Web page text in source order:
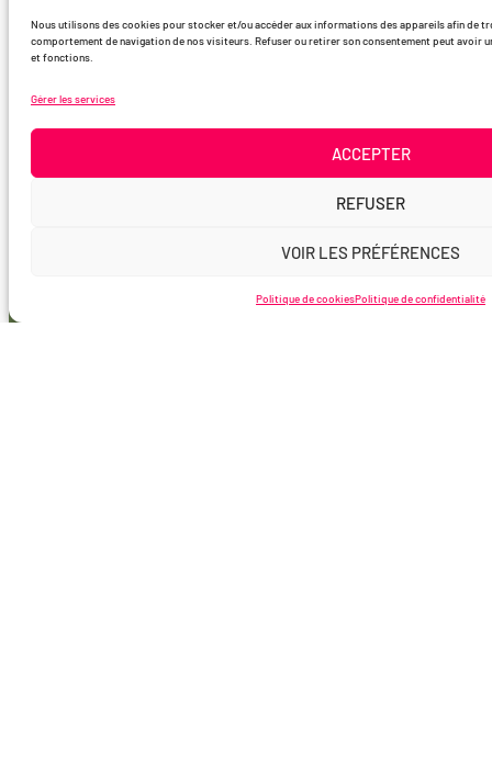
Nous utilisons des cookies pour stocker et/ou accéder aux informations des appareils afin de
comportement de navigation de nos visiteurs. Refuser ou retirer son consentement peut avoir
et fonctions.
Gérer les services
ACCEPTER
REFUSER
VOIR LES PRÉFÉRENCES
Politique de cookiesPolitique de confidentialité